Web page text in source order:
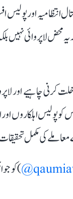
اور پولیس
لاپروائی نہیں
کرنی چاہیے اور
کو پولیس اہلکاروں
کی مکمل
) کو